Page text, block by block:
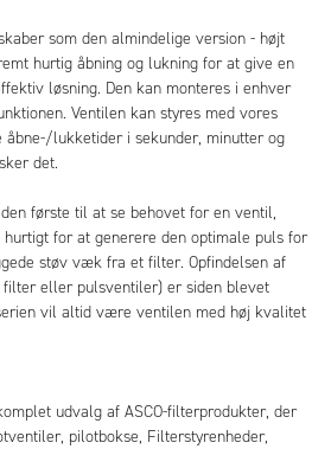
som den almindelige version - højt
hurtig åbning og lukning for at give en
løsning. Den kan monteres i enhver
Ventilen kan styres med vores
lukketider i sekunder, minutter og
det.
første til at se behovet for en ventil,
for at generere den optimale puls for
støv væk fra et filter. Opfindelsen af
eller pulsventiler) er siden blevet
vil altid være ventilen med høj kvalitet
udvalg af ASCO-filterprodukter, der
pilotbokse, Filterstyrenheder,